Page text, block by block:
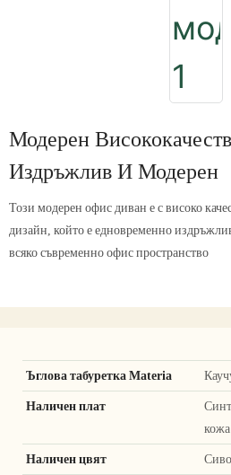
Модерен
Издръжлив И Модерен
Този модерен офис диван е с високо
дизайн, който е едновременно
всяко съвременно офис пространство
Ъглова табуретка Materia
Наличен плат
кожа
Наличен цвят